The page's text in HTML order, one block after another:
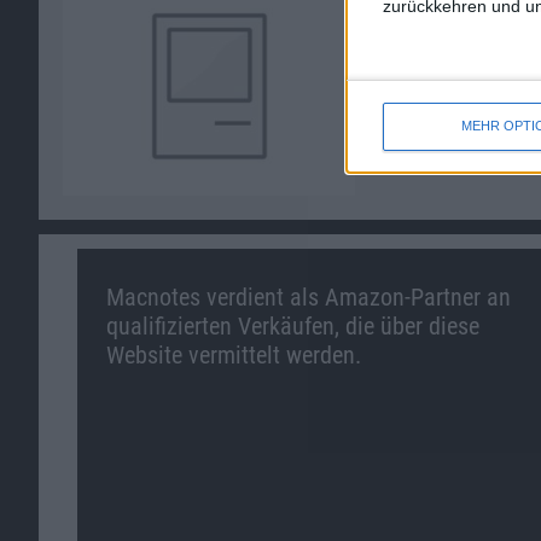
zurückkehren und
MEHR
Macnotes verdient als Amazon-Partner an
qualifizierten Verkäufen, die über diese
Website vermittelt werden.